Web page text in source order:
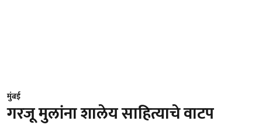
मुंबई
गरजू मुलांना शालेय साहित्याचे वाटप